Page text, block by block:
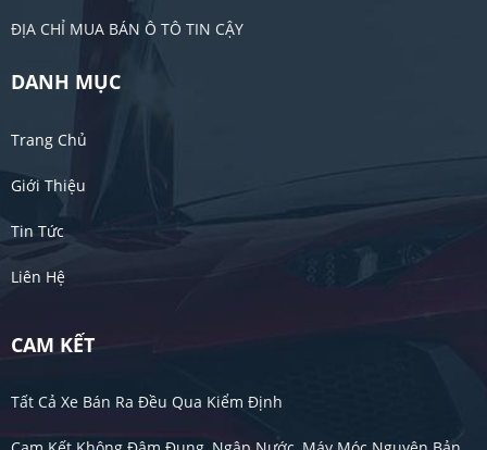
ĐỊA CHỈ MUA BÁN Ô TÔ TIN CẬY
DANH MỤC
Trang Chủ
Giới Thiệu
Tin Tức
Liên Hệ
CAM KẾT
Tất Cả Xe Bán Ra Đều Qua Kiểm Định